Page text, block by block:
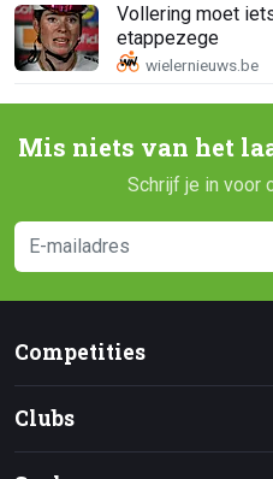
Vollering moet
etappezege
Mis niets van het
Schrijf je in voor
Competities
Clubs